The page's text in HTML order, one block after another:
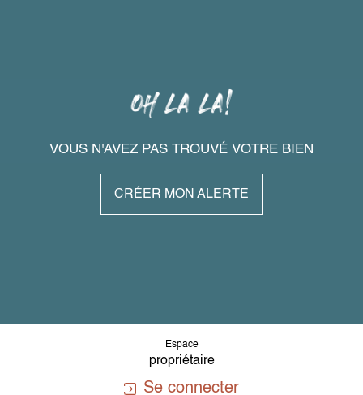
VOUS N'AVEZ PAS TROUVÉ VOTRE BIEN
CRÉER MON ALERTE
Espace
propriétaire
Se connecter